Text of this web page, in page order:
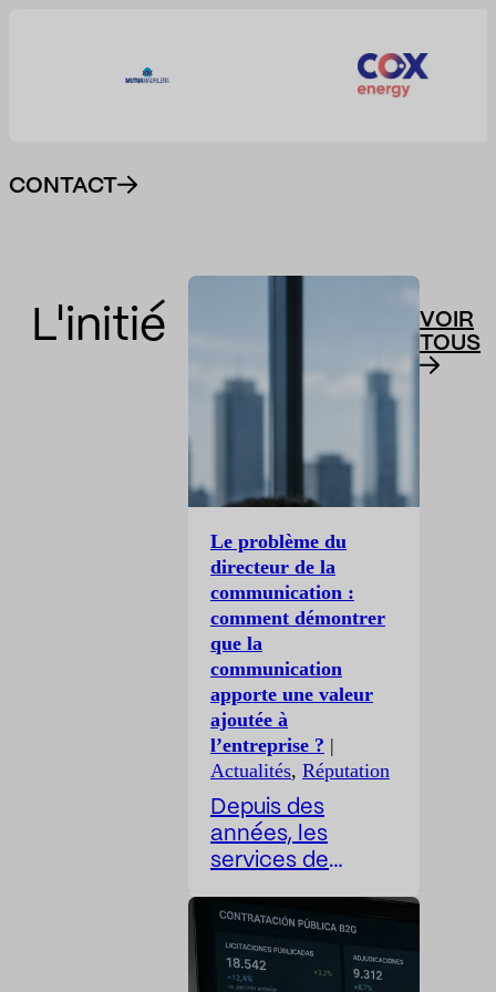
CONTACT
L'initié
Le problème du
directeur de la
communication :
comment démontrer
que la
communication
apporte une valeur
ajoutée à
l’entreprise ? |
Actualités, Réputation
Depuis des
années, les
services de
sont confrontés à
un paradoxe
complexe : leur
VOIR
TOUS